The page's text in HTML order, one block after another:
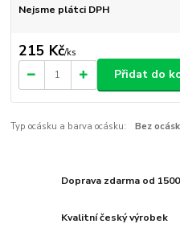
Nejsme plátci DPH
215 Kč/ks
Přidat do
Typ ocásku a barva ocásku: Bez
Doprava zdarma od
Kvalitní český výrobek